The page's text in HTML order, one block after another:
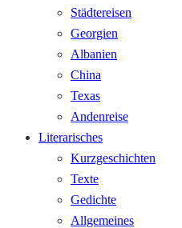
Städtereisen
Georgien
Albanien
China
Texas
Andenreise
Literarisches
Kurzgeschichten
Texte
Gedichte
Allgemeines